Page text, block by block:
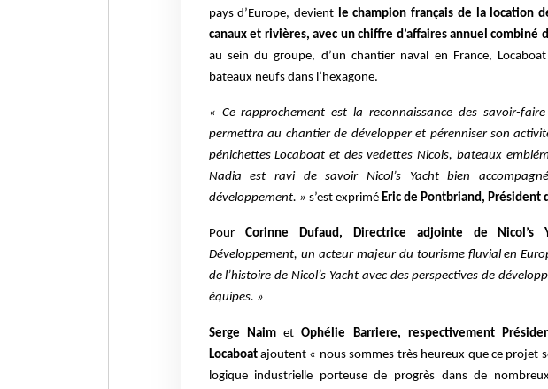
pays d’Europe, devient le champion français de la location
canaux et rivières, avec un chiffre d’affaires annuel combiné
au sein du groupe, d’un chantier naval en France,
bateaux neufs dans l’hexagone.
« Ce rapprochement est la reconnaissance des savoir-
permettra au chantier de développer et pérenniser son
pénichettes Locaboat et des vedettes Nicols, bateaux
Nadia est ravi de savoir Nicol’s Yacht bien
développement. » s’est exprimé Eric de Pontbriand, Président
PourCorinne Dufaud, Directrice adjointe de Nicol’s
Développement, un acteur majeur du tourisme fluvial en
de l’histoire de Nicol’s Yacht avec des perspectives de
équipes. »
Serge NaimetOphélie Barriere, respectivement
Locaboatajoutent « nous sommes très heureux que ce projet
logique industrielle porteuse de progrès dans de